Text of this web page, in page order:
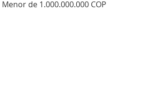
Menor de 1.000.000.000 COP